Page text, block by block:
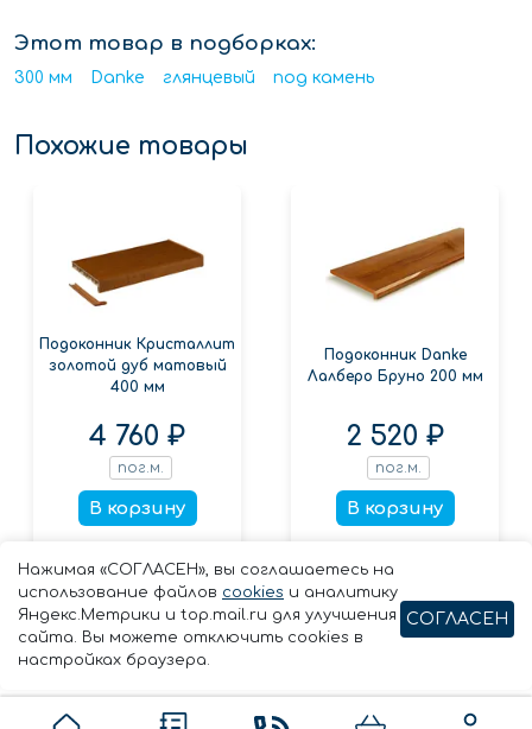
Этот товар в подборках:
300 мм Danke глянцевый под камень
Похожие товары
Подоконник Кристаллит
золотой дуб матовый
400 мм
4 760 ₽
пог.м.
В корзину
Подоконник Danke
Лалберо Бруно 200 мм
2 520 ₽
пог.м.
В корзину
Нажимая «СОГЛАСЕН», вы соглашаетесь на
использование файлов cookies и аналитику
Яндекс.Метрики и top.mail.ru для улучшения
сайта. Вы можете отключить cookies в
настройках браузера.
СОГЛАСЕН